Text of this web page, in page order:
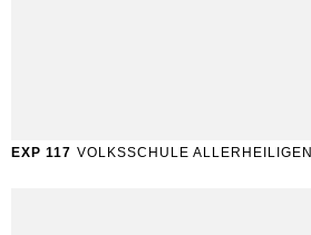
EXP 117 VOLKSSCHULE ALLERHEILIGEN